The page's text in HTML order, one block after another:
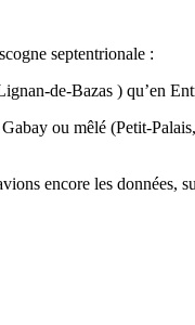
septentrionale :
de-Bazas ) qu’en
ou mêlé (Petit-
encore les données,